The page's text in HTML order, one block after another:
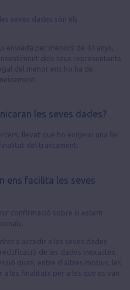
seves dades són els
enviada per menors de 14 anys,
dels seus representants
del menor ens ho ha de
les seves dades?
llevat que ho exigeixi una llei
del tractament.
ens facilita les seves
confirmació sobre si estem
a accedir a les seves dades
de les dades inexactes
quan, entre d'altres motius, les
a les finalitats per a les que es van